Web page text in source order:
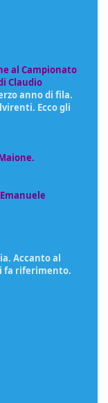
al Campionato
Claudio
anno di fila.
Ecco gli
Accanto al
fa riferimento.